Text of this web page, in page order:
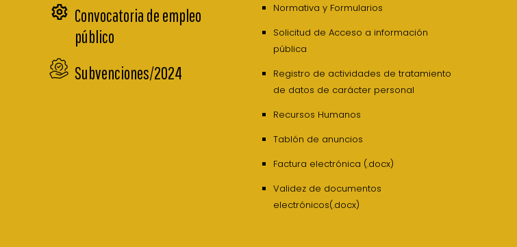
Convocatoria de empleo
público
Subvenciones/2024
Normativa y Formularios
Solicitud de Acceso a información
pública
Registro de actividades de tratamiento
de datos de carácter personal
Recursos Humanos
Tablón de anuncios
Factura electrónica (.docx)
Validez de documentos
electrónicos(.docx)